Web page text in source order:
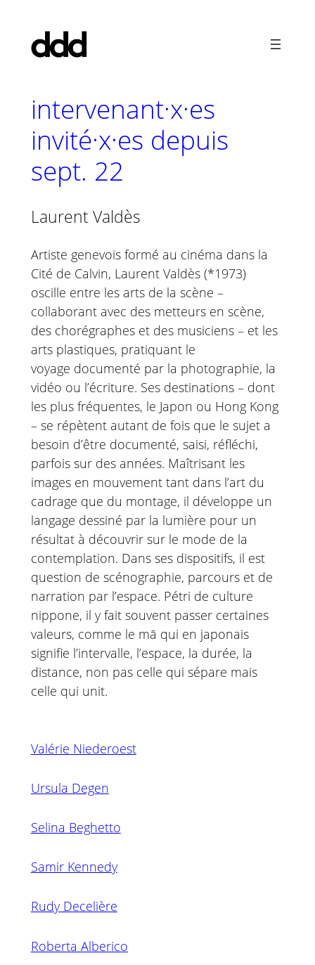
contenu
intervenant·x·es
invité·x·es depuis
sept. 22
Laurent Valdès
Artiste genevois formé au cinéma dans la
Cité de Calvin, Laurent Valdès (*1973)
oscille entre les arts de la scène –
collaborant avec des metteurs en scène,
des chorégraphes et des musiciens – et les
arts plastiques, pratiquant le
voyage documenté par la photographie, la
vidéo ou l’écriture. Ses destinations – dont
les plus fréquentes, le Japon ou Hong Kong
– se répètent autant de fois que le sujet a
besoin d’être documenté, saisi, réfléchi,
parfois sur des années. Maîtrisant les
images en mouvement tant dans l’art du
cadrage que du montage, il développe un
langage dessiné par la lumière pour un
résultat à découvrir sur le mode de la
contemplation. Dans ses dispositifs, il est
question de scénographie, parcours et de
narration par l’espace. Pétri de culture
nippone, il y fait souvent passer certaines
valeurs, comme le mā qui en japonais
signifie l’intervalle, l’espace, la durée, la
distance, non pas celle qui sépare mais
celle qui unit.
Valérie Niederoest
Ursula Degen
Selina Beghetto
Samir Kennedy
Rudy Decelière
Roberta Alberico